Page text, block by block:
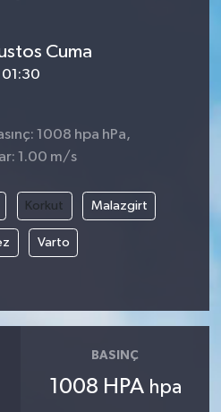
Cuma
01:30
1008 hpa hPa,
1.00 m/s
Korkut Malazgirt
Varto
BASINÇ
1008 HPA hpa